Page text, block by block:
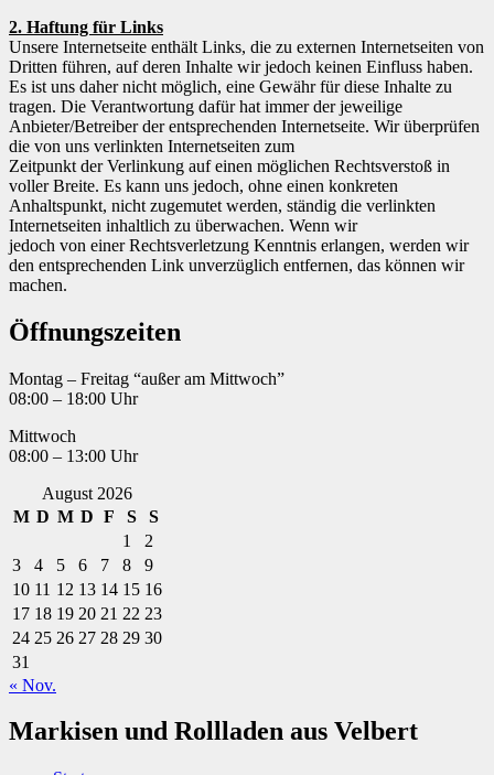
2. Haftung für Links
Unsere Internetseite enthält Links, die zu externen Internetseiten von
Dritten führen, auf deren Inhalte wir jedoch keinen Einfluss haben.
Es ist uns daher nicht möglich, eine Gewähr für diese Inhalte zu
tragen. Die Verantwortung dafür hat immer der jeweilige
Anbieter/Betreiber der entsprechenden Internetseite. Wir überprüfen
die von uns verlinkten Internetseiten zum
Zeitpunkt der Verlinkung auf einen möglichen Rechtsverstoß in
voller Breite. Es kann uns jedoch, ohne einen konkreten
Anhaltspunkt, nicht zugemutet werden, ständig die verlinkten
Internetseiten inhaltlich zu überwachen. Wenn wir
jedoch von einer Rechtsverletzung Kenntnis erlangen, werden wir
den entsprechenden Link unverzüglich entfernen, das können wir
machen.
Öffnungszeiten
Montag – Freitag “außer am Mittwoch”
08:00 – 18:00 Uhr
Mittwoch
08:00 – 13:00 Uhr
August 2026
M D M D F S
S
1
2
3
4 5 6 7 8
9
10 11 12 13 14 15 16
17 18 19 20 21 22 23
24 25 26 27 28 29 30
31
« Nov.
Markisen und Rollladen aus Velbert